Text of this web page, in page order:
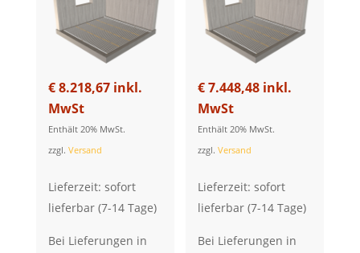
€8.218,67 inkl.
MwSt
Enthält 20% MwSt.
zzgl. Versand
Lieferzeit: sofort
lieferbar (7-14 Tage)
Bei Lieferungen in
€7.448,48 inkl.
MwSt
Enthält 20% MwSt.
zzgl.Versand
Lieferzeit: sofort
lieferbar (7-14 Tage)
Bei Lieferungen in